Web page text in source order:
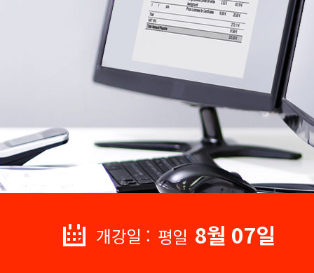
개강일 : 평일 8월 07일